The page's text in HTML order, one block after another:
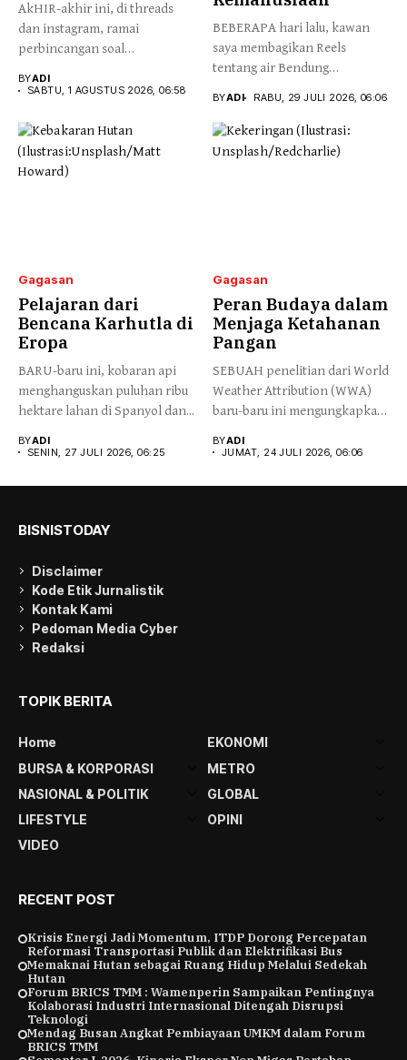
AkHIR-akhir ini, di threads
dan instagram, ramai
perbincangan soal
BYADI
SABTU, 1 AGUSTUS 2026, 06:58
BEBERAPA hari lalu, kawan
saya membagikan Reels
tentang air Bendung
BYADI RABU, 29 JULI 2026, 06:06
Gagasan
Pelajaran dari
Bencana Karhutla di
Eropa
BARU-baru ini, kobaran api
menghanguskan puluhan ribu
hektare lahan di Spanyol dan...
BYADI
SENIN, 27 JULI 2026, 06:25
Gagasan
Peran Budaya dalam
Menjaga Ketahanan
Pangan
SEBUAH penelitian dari World
Weather Attribution (WWA)
baru-baru ini mengungkapkan
BYADI
JUMAT, 24 JULI 2026, 06:06
BISNISTODAY
Disclaimer
Kode Etik Jurnalistik
Kontak Kami
Pedoman Media Cyber
Redaksi
TOPIK BERITA
Home
EKONOMI
BURSA & KORPORASI
METRO
NASIONAL & POLITIK
GLOBAL
LIFESTYLE
OPINI
VIDEO
RECENT POST
Krisis Energi Jadi Momentum, ITDP Dorong Percepatan
Reformasi Transportasi Publik dan Elektrifikasi Bus
Memaknai Hutan sebagai Ruang Hidup Melalui Sedekah
Hutan
Forum BRICS TMM : Wamenperin Sampaikan Pentingnya
Kolaborasi Industri Internasional Ditengah Disrupsi
Teknologi
Mendag Busan Angkat Pembiayaan UMKM dalam Forum
BRICS TMM